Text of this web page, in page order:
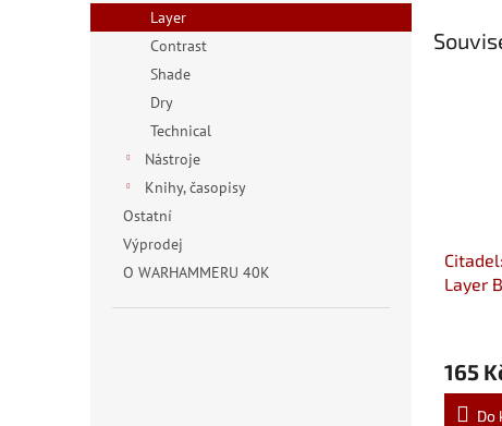
Layer
Contrast
Shade
Dry
Technical
Nástroje
Knihy, časopisy
Ostatní
Výprodej
O WARHAMMERU 40K
Layer
165
Do